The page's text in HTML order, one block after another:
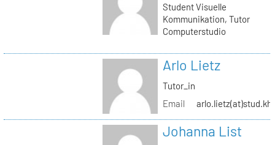
Student Visuelle
Kommunikation, Tutor
Computerstudio
Arlo Lietz
Tutor_in
Email
Johanna List